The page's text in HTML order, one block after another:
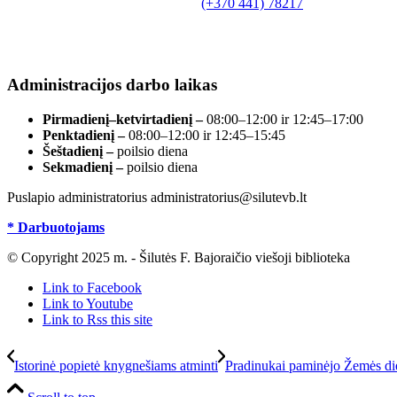
Administracijos darbo laikas
Pirmadienį–ketvirtadienį –08:00–12:00 ir 12:45–17:00
Penktadienį –08:00–12:00 ir 12:45–15:45
Šeštadienį –poilsio diena
Sekmadienį –poilsio diena
Puslapio administratorius administratorius@silutevb.lt
* Darbuotojams
© Copyright 2025 m. - Šilutės F. Bajoraičio viešoji biblioteka
Link to Facebook
Link to Youtube
Link to Rss this site
Istorinė popietė knygnešiams atminti Pradinukai paminėjo Žemės